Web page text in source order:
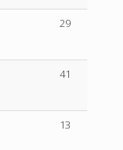
29
41
13